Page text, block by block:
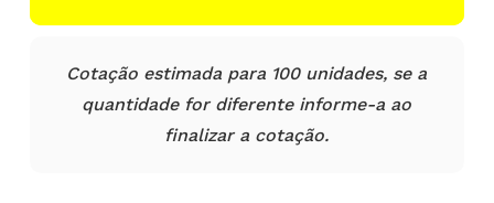
Cotação estimada para 100 unidades, se a
quantidade for diferente informe-a ao
finalizar a cotação.